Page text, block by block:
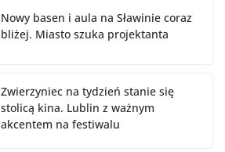
Nowy basen i aula na Sławinie coraz
bliżej. Miasto szuka projektanta
Zwierzyniec na tydzień stanie się
stolicą kina. Lublin z ważnym
akcentem na festiwalu